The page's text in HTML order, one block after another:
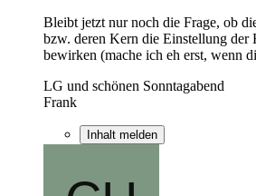
Bleibt jetzt nur noch die Frage, ob
bzw. deren Kern die Einstellung der
bewirken (mache ich eh erst, wenn
LG und schönen Sonntagabend
Frank
Inhalt melden